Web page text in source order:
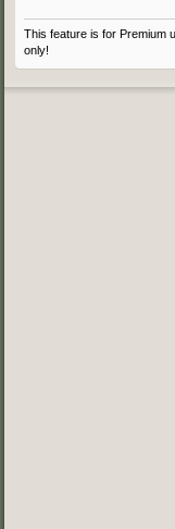
This feature is for Premium
only!